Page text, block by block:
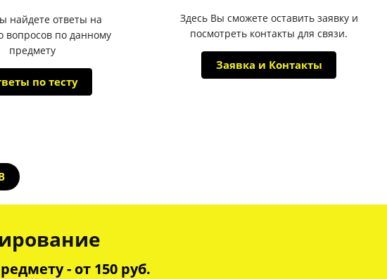
найдете ответы на
вопросов по данному
предмету
по тесту
Здесь Вы сможете оставить заявку и
посмотреть контакты для связи.
Заявка и Контакты
- от 150 руб.